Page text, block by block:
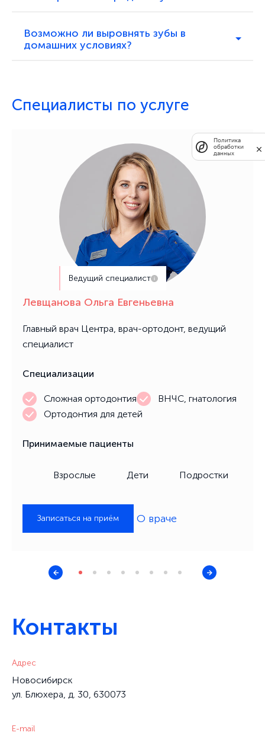
Возможно ли выровнять зубы в
домашних условиях?
Специалисты по услуге
Ведущий специалист
Левщанова Ольга Евгеньевна
Главный врач Центра, врач-ортодонт, ведущий
специалист
Специализации
Сложная ортодонтия
ВНЧС, гнатология
Ортодонтия для детей
Принимаемые пациенты
Взрослые Дети Подростки
Записаться на приём О враче
Контакты
Адрес
Новосибирск
ул. Блюхера, д. 30, 630073
E-mail
Политика
обработки
данных